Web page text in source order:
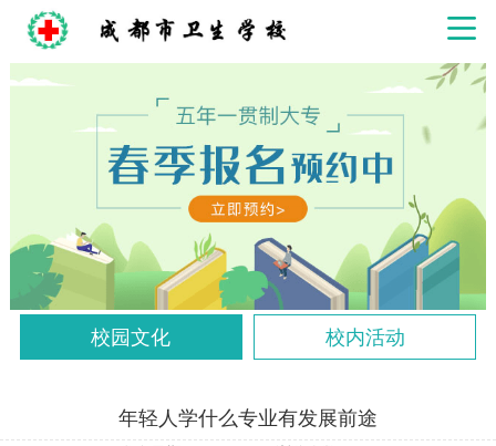
校园文化 校内活动
年轻人学什么专业有发展前途